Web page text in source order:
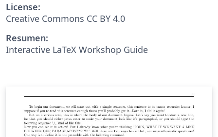
License:
Creative Commons CC BY 4.0
Resumen:
Interactive LaTeX Workshop Guide